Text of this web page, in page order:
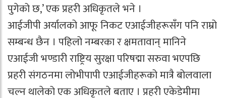
पुगेको छ,’ एक प्रहरी अधिकृतले भने ।
आईजीपी अर्यालको आफू निकट एआईजीहरूसँग पनि राम्रो
सम्बन्ध छैन । पहिलो नम्बरका र क्षमतावान् मानिने
एआईजी भण्डारी राष्ट्रिय सुरक्षा परिषद्मा सरुवा भएपछि
प्रहरी संगठनमा लोभीपापी एआईजीहरूको मात्रै बोलवाला
चल्न थालेको एक अधिकृतले बताए । प्रहरी एकेडेमीमा